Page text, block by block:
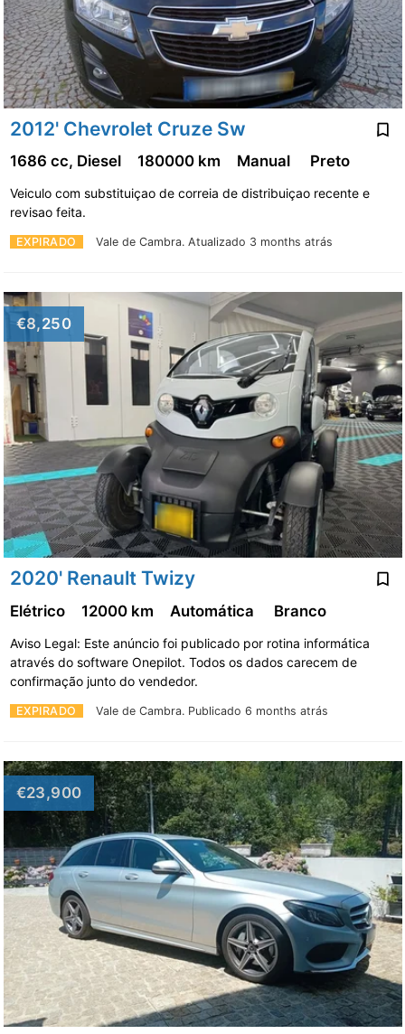
2012' Chevrolet Cruze Sw
EXPIRADO Vale de Cambra. Atualizado 3 months atrás
1686 cc, Diesel 180000 km Manual Preto
Veiculo com substituiçao de correia de distribuiçao recente e
revisao feita.
€8,250
2020' Renault Twizy
EXPIRADO Vale de Cambra. Publicado 6 months atrás
Elétrico 12000 km Automática Branco
Aviso Legal: Este anúncio foi publicado por rotina informática
através do software Onepilot. Todos os dados carecem de
confirmação junto do vendedor.
€23,900